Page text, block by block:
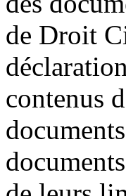
de Droit
contenus